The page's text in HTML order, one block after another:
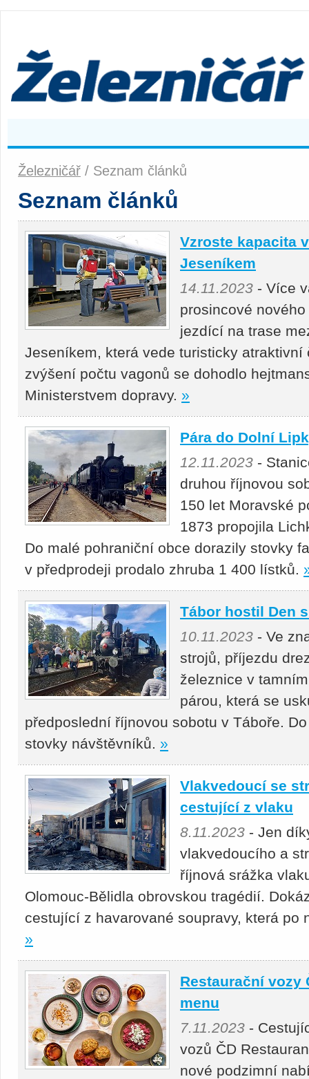
Železničář / Seznam článků
Seznam článků
Vzroste kapacita
Jeseníkem
14.11.2023 - Více
prosincové
jezdící na trase
Jeseníkem, která vede turisticky
zvýšení počtu vagonů se dohodlo
Ministerstvem dopravy. »
Pára do Dolní
12.11.2023 -
druhou říjnovou
150 let Moravské
1873 propojila
Do malé pohraniční obce dorazily stovky
v předprodeji prodalo zhruba 1 400 lístků.
Tábor hostil Den
10.11.2023 - Ve
strojů, příjezdu
železnice v
párou, která se
předposlední říjnovou sobotu v Táboře.
stovky návštěvníků. »
Vlakvedoucí se
cestující z vlaku
8.11.2023 - Jen
vlakvedoucího a
říjnová srážka
Olomouc-Bělidla obrovskou tragédií.
cestující z havarované soupravy, která po
»
Restaurační vozy
menu
7.11.2023 -
vozů ČD
nové podzimní